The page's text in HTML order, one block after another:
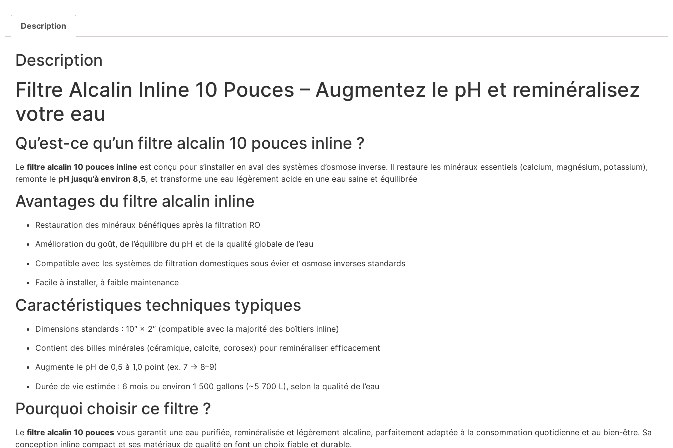
Description
Description
Filtre Alcalin Inline 10 Pouces – Augmentez le pH et reminéralisez
votre eau
Qu’est-ce qu’un filtre alcalin 10 pouces inline ?
Le filtre alcalin 10 pouces inline est conçu pour s’installer en aval des systèmes d’osmose inverse. Il restaure les minéraux essentiels (calcium, magnésium, potassium),
remonte le pH jusqu’à environ 8,5, et transforme une eau légèrement acide en une eau saine et équilibrée
Avantages du filtre alcalin inline
Restauration des minéraux bénéfiques après la filtration RO
Amélioration du goût, de l’équilibre du pH et de la qualité globale de l’eau
Compatible avec les systèmes de filtration domestiques sous évier et osmose inverses standards
Facile à installer, à faible maintenance
Caractéristiques techniques typiques
Dimensions standards : 10″ × 2″ (compatible avec la majorité des boîtiers inline)
Contient des billes minérales (céramique, calcite, corosex) pour reminéraliser efficacement
Augmente le pH de 0,5 à 1,0 point (ex. 7 → 8–9)
Durée de vie estimée : 6 mois ou environ 1 500 gallons (~5 700 L), selon la qualité de l’eau
Pourquoi choisir ce filtre ?
Le filtre alcalin 10 pouces vous garantit une eau purifiée, reminéralisée et légèrement alcaline, parfaitement adaptée à la consommation quotidienne et au bien-être. Sa
conception inline compact et ses matériaux de qualité en font un choix fiable et durable.